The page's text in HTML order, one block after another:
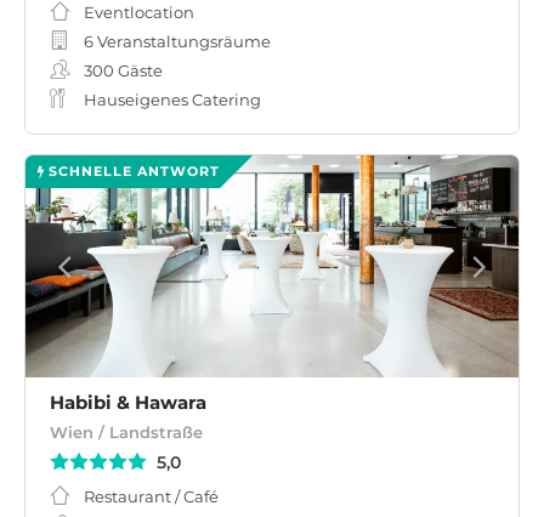
Eventlocation
6 Veranstaltungsräume
300 Gäste
Hauseigenes Catering
SCHNELLE ANTWORT
Habibi & Hawara
Wien / Landstraße
5,0
Restaurant / Café